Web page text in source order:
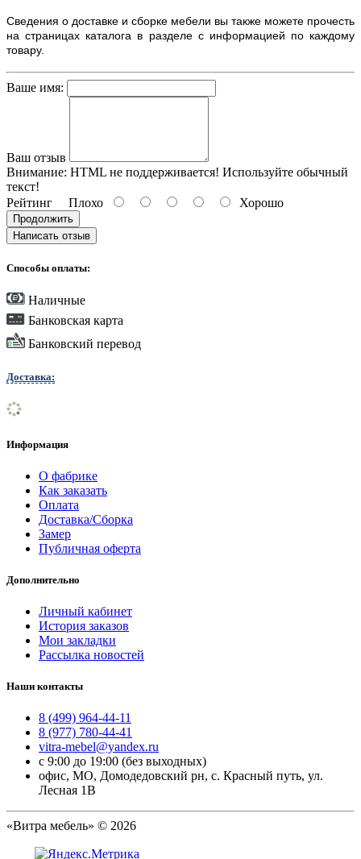
Сведения о доставке и сборке мебели вы также можете прочесть
на страницах каталога в разделе с информацией по каждому
товару.
Ваше имя:
Ваш отзыв
Внимание: HTML не поддерживается! Используйте обычный
текст!
Рейтинг Плохо Хорошо
Продолжить
Написать отзыв
Способы оплаты:
Наличные
Банковская карта
Банковский перевод
Доставка:
Информация
О фабрике
Как заказать
Оплата
Доставка/Сборка
Замер
Публичная оферта
Дополнительно
Личный кабинет
История заказов
Мои закладки
Рассылка новостей
Наши контакты
8 (499) 964-44-11
8 (977) 780-44-41
vitra-mebel@yandex.ru
с 9:00 до 19:00 (без выходных)
офис, МО, Домодедовский рн, с. Красный путь, ул.
Лесная 1В
«Витра мебель» © 2026